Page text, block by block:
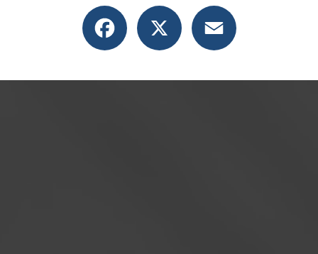
Facebook